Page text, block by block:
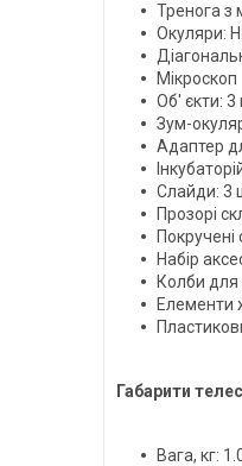
Тренога з
Окуляри:
Мікроскоп
Об' єкти: 3
Зум-
Адаптер
Слайди: 3
Прозорі
Покручені
Набір
Колби для
Елементи
Габарити
Вага, кг: